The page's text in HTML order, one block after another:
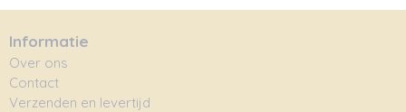
Informatie
Over ons
Contact
Verzenden en levertijd